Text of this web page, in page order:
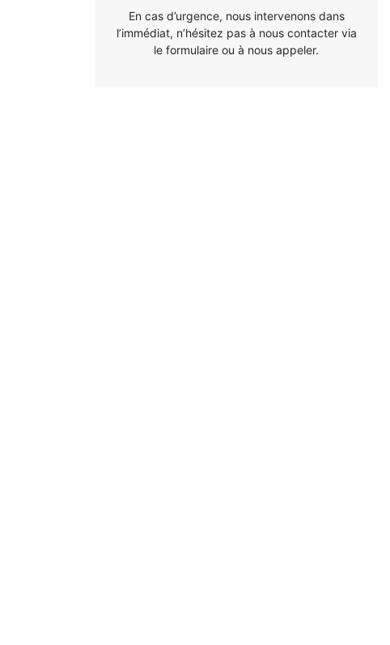
En cas d’urgence, nous intervenons dans
l’immédiat, n’hésitez pas à nous contacter via
le formulaire ou à nous appeler.